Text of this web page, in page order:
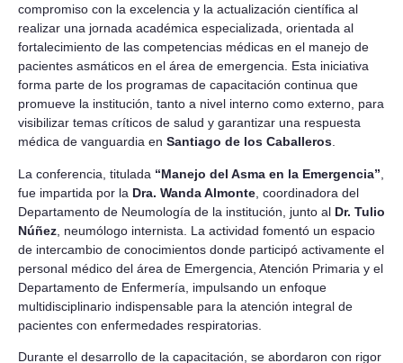
compromiso con la excelencia y la actualización científica al
realizar una jornada académica especializada, orientada al
fortalecimiento de las competencias médicas en el manejo de
pacientes asmáticos en el área de emergencia. Esta iniciativa
forma parte de los programas de capacitación continua que
promueve la institución, tanto a nivel interno como externo, para
visibilizar temas críticos de salud y garantizar una respuesta
médica de vanguardia en Santiago de los Caballeros.
La conferencia, titulada “Manejo del Asma en la Emergencia”
fue impartida por la Dra. Wanda Almonte , coordinadora del
Departamento de Neumología de la institución, junto al Dr. Tulio
Núñez , neumólogo internista. La actividad fomentó un espacio
de intercambio de conocimientos donde participó activamente el
personal médico del área de Emergencia, Atención Primaria y el
Departamento de Enfermería, impulsando un enfoque
multidisciplinario indispensable para la atención integral de
pacientes con enfermedades respiratorias.
Durante el desarrollo de la capacitación, se abordaron con rigor